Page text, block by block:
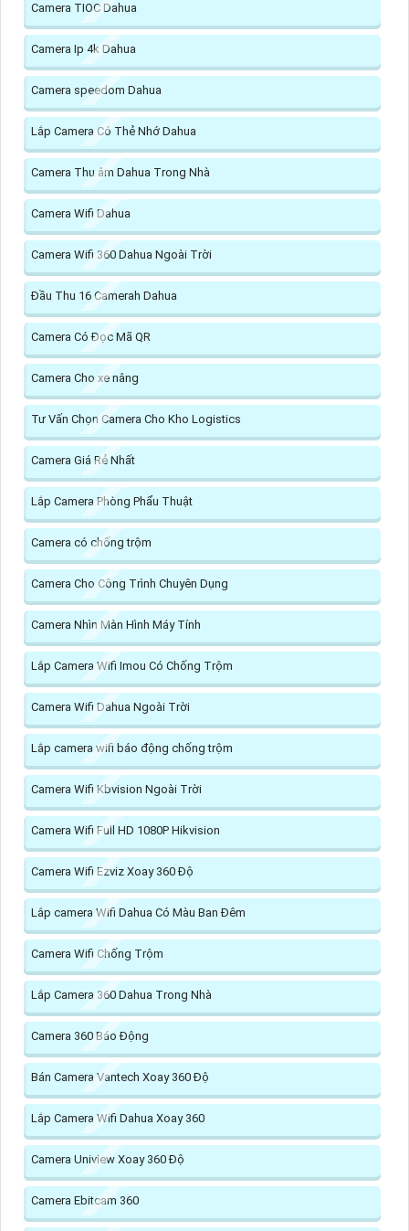
Camera TIOC Dahua
Camera Ip 4k Dahua
Camera speedom Dahua
Lắp Camera Có Thẻ Nhớ Dahua
Camera Thu âm Dahua Trong Nhà
Camera Wifi Dahua
Camera Wifi 360 Dahua Ngoài Trời
Đầu Thu 16 Camerah Dahua
Camera Có Đọc Mã QR
Camera Cho xe nâng
Tư Vấn Chọn Camera Cho Kho Logistics
Camera Giá Rẻ Nhất
Lắp Camera Phòng Phẩu Thuật
Camera có chống trộm
Camera Cho Công Trình Chuyên Dụng
Camera Nhìn Màn Hình Máy Tính
Lắp Camera Wifi Imou Có Chống Trộm
Camera Wifi Dahua Ngoài Trời
Lắp camera wifi báo động chống trộm
Camera Wifi Kbvision Ngoài Trời
Camera Wifi Full HD 1080P Hikvision
Camera Wifi Ezviz Xoay 360 Độ
Lắp camera Wifi Dahua Có Màu Ban Đêm
Camera Wifi Chống Trộm
Lắp Camera 360 Dahua Trong Nhà
Camera 360 Báo Động
Bán Camera Vantech Xoay 360 Độ
Lắp Camera Wifi Dahua Xoay 360
Camera Uniview Xoay 360 Độ
Camera Ebitcam 360